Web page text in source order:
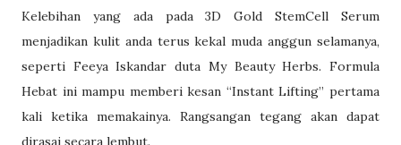
Kelebihan yang ada pada 3D Gold StemCell Serum
menjadikan kulit anda terus kekal muda anggun selamanya,
seperti Feeya Iskandar duta My Beauty Herbs. Formula
Hebat ini mampu memberi kesan “Instant Lifting” pertama
kali ketika memakainya. Rangsangan tegang akan dapat
dirasai secara lembut.